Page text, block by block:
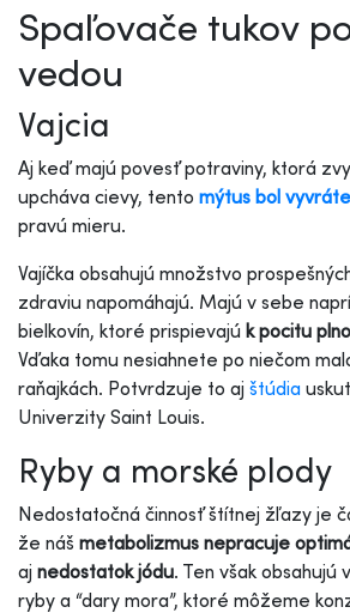
Spaľovače tukov
vedou
Vajcia
Aj keď majú povesť potraviny, ktorá
upcháva cievy, tento mýtus bol
pravú mieru.
Vajíčka obsahujú množstvo
zdraviu napomáhajú. Majú v sebe
bielkovín, ktoré prispievajú k pocitu
Vďaka tomu nesiahnete po niečom
raňajkách. Potvrdzuje to aj štúdia
Univerzity Saint Louis.
Ryby a morské plody
Nedostatočná činnosť štítnej žľazy je
že náš metabolizmus nepracuje
aj nedostatok jódu. Ten však obsahujú
ryby a “dary mora”, ktoré môžeme